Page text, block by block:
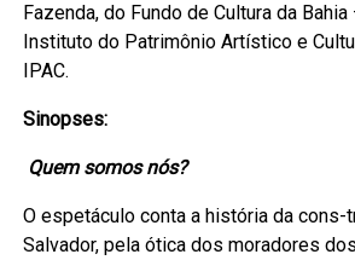
Fazenda, do Fundo de Cultura da
Instituto do Patrimônio Artístico e
IPAC.
Sinopses:
Quem somos nós?
O espetáculo conta a história da cons-
Salvador, pela ótica dos moradores